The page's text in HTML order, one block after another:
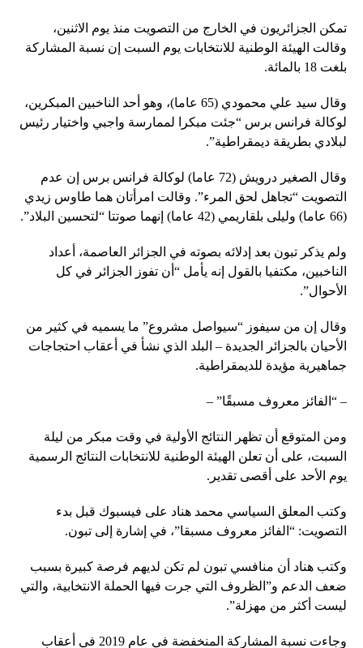
تمكن الجزائريون في الخارج من التصويت منذ يوم الاثنين،
وقالت الهيئة الوطنية للانتخابات يوم السبت إن نسبة المشاركة
بلغت 18 بالمائة.
وقال سيد علي محمودي (65 عاما)، وهو أحد الناخبين المبكرين،
لوكالة فرانس برس “جئت مبكرا لممارسة واجبي واختيار رئيس
لبلادي بطريقة ديمقراطية”.
وقال الصغير درويش (72 عاما) لوكالة فرانس برس إن عدم
التصويت “تجاهل لحق المرء”. وقالت امرأتان هما طاوس زيدي
(66 عاما) وليلى بلقاريمي (42 عاما) إنهما صوتتا “لتحسين البلاد”.
ولم يذكر تبون بعد إدلائه بصوته في الجزائر العاصمة، أعداد
الناخبين، مكتفيا بالقول إنه يأمل “أن تفوز الجزائر في كل
الأحوال”.
وقال إن من سيفوز “سيواصل مشروع” ما يسميه في كثير من
الأحيان بالجزائر الجديدة – البلد الذي نشأ في أعقاب احتجاجات
جماهيرية مؤيدة للديمقراطية.
– “الفائز معروف مسبقًا” –
ومن المتوقع أن تظهر النتائج الأولية في وقت مبكر من ليلة
السبت، على أن تعلن الهيئة الوطنية للانتخابات النتائج الرسمية
يوم الأحد على أقصى تقدير.
وكتب المعلق السياسي محمد هناد على فيسبوك قبل بدء
التصويت: “الفائز معروف مسبقا”، في إشارة إلى تبون.
وكتب هناد أن منافسي تبون لم تكن لديهم فرصة كبيرة بسبب
ضعف الدعم و”الظروف التي جرت فيها الحملة الانتخابية، والتي
ليست أكثر من مهزلة”.
وجاءت نسبة المشاركة المنخفضة في عام 2019 في أعقاب